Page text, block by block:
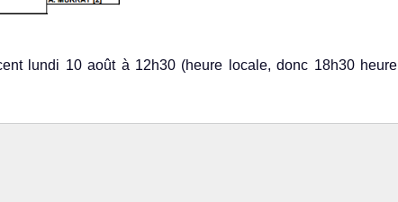
lundi 10 août à 12h30 (heure loc­ale, donc 18h30 heure